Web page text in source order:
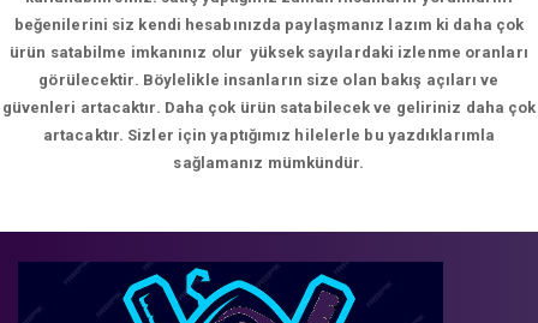
beğenilerini siz kendi hesabınızda paylaşmanız lazım ki daha çok
ürün satabilme imkanınız olur yüksek sayılardaki izlenme oranları
görülecektir. Böylelikle insanların size olan bakış açıları ve
güvenleri artacaktır. Daha çok ürün satabilecek ve geliriniz daha çok
artacaktır. Sizler için yaptığımız hilelerle bu yazdıklarımla
sağlamanız mümkündür.